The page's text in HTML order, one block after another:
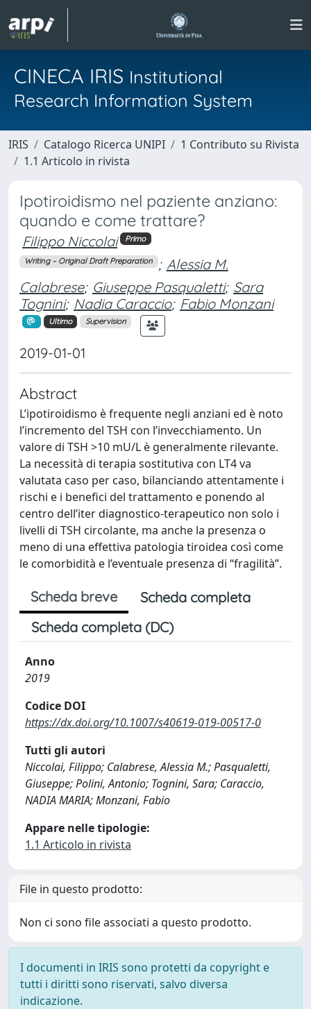
CINECA IRIS Institutional
Research Information System
IRIS Catalogo Ricerca UNIPI
1 Contributo su Rivista
1.1 Articolo in rivista
Ipotiroidismo nel paziente anziano:
quando e come trattare?
Filippo Niccolai Primo
Writing – Original Draft Preparation ; Alessia M.
Calabrese; Giuseppe Pasqualetti; Sara
Tognini; Nadia Caraccio; Fabio Monzani
Ultimo Supervision
2019-01-01
Abstract
L’ipotiroidismo è frequente negli anziani ed è noto
l’incremento del TSH con l’invecchiamento. Un
valore di TSH >10 mU/L è generalmente rilevante.
La necessità di terapia sostitutiva con LT4 va
valutata caso per caso, bilanciando attentamente i
rischi e i benefici del trattamento e ponendo al
centro dell’iter diagnostico-terapeutico non solo i
livelli di TSH circolante, ma anche la presenza o
meno di una effettiva patologia tiroidea così come
le comorbidità e l’eventuale presenza di “fragilità”.
Scheda breve
Scheda completa
Scheda completa (DC)
Anno
2019
Codice DOI
https://dx.doi.org/10.1007/s40619-019-00517-0
Tutti gli autori
Niccolai, Filippo; Calabrese, Alessia M.; Pasqualetti,
Giuseppe; Polini, Antonio; Tognini, Sara; Caraccio,
NADIA MARIA; Monzani, Fabio
Appare nelle tipologie:
1.1 Articolo in rivista
File in questo prodotto:
Non ci sono file associati a questo prodotto.
I documenti in IRIS sono protetti da copyright e
tutti i diritti sono riservati, salvo diversa
indicazione.